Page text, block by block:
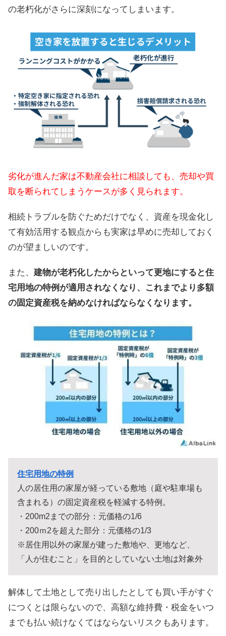
の老朽化がさらに深刻になってしまいます。
劣化が進んだ家は不動産会社に相談しても、売却や買
取を断られてしまうケースが多く見られます。
相続トラブルを防ぐためだけでなく、資産を現金化し
て有効活用する観点からも実家は早めに売却しておく
のが望ましいのです。
また、 建物が老朽化したからといって更地にすると住
宅用地の特例が適用されなくなり、これまでより多額
の固定資産税を納めなければならなくなります。
住宅用地の特例
人の居住用の家屋が経っている敷地（庭や駐車場も
含まれる）の固定資産税を軽減する特例。
・200m2までの部分：元価格の1/6
・200ｍ2を超えた部分：元価格の1/3
※居住用以外の家屋が建った敷地や、更地など、
「人が住むこと」を目的としていない土地は対象外
解体して土地として売り出したとしても買い手がすぐ
につくとは限らないので、高額な維持費・税金をいつ
までも払い続けなくてはならないリスクもあります。